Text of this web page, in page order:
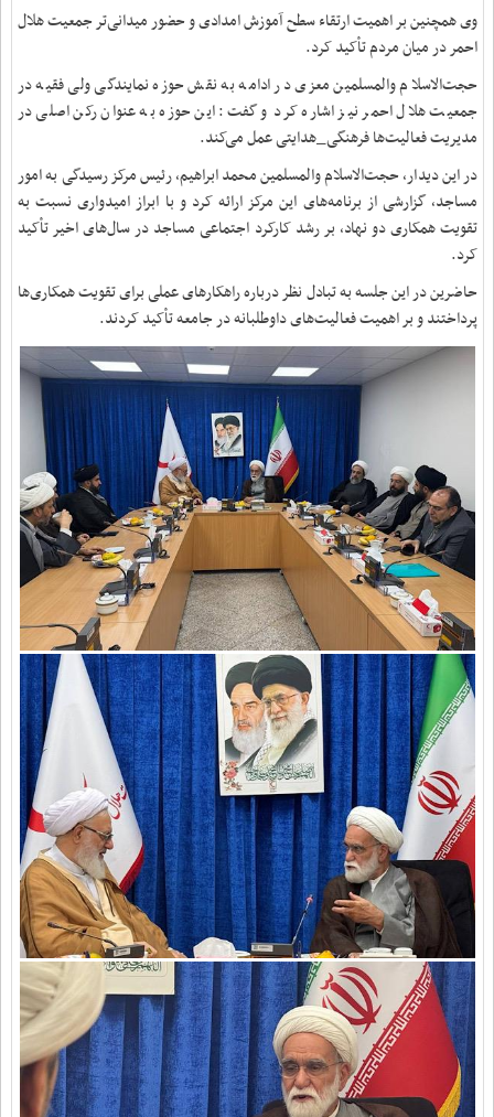
وی همچنین بر اهمیت ارتقاء سطح آموزش امدادی و حضور میدانی‌تر جمعیت هلال
احمر در میان مردم تأکید کرد.
حجت‌الاسلام والمسلمین معزی در ادامه به نقش حوزه نمایندگی ولی فقیه در
جمعیت هلال احمر نیز اشاره کرد و گفت: این حوزه به عنوان رکن اصلی در
مدیریت فعالیت‌ها فرهنگی_هدایتی عمل می‌کند.
در این دیدار، حجت‌الاسلام والمسلمین محمد ابراهیم، رئیس مرکز رسیدگی به امور
مساجد، گزارشی از برنامه‌های این مرکز ارائه کرد و با ابراز امیدواری نسبت به
تقویت همکاری دو نهاد، بر رشد کارکرد اجتماعی مساجد در سال‌های اخیر تأکید
کرد.
حاضرین در این جلسه به تبادل نظر درباره راهکارهای عملی برای تقویت همکاری‌ها
پرداختند و بر اهمیت فعالیت‌های داوطلبانه در جامعه تأکید کردند.